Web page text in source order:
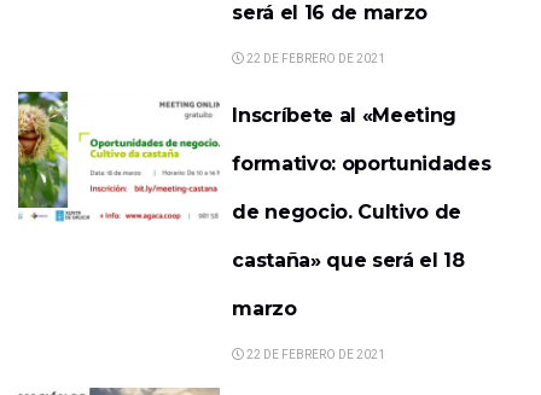
será el 16 de marzo
22 DE FEBRERO DE 2021
Inscríbete al «Meeting
formativo: oportunidades
de negocio. Cultivo de
castaña» que será el 18
marzo
22 DE FEBRERO DE 2021